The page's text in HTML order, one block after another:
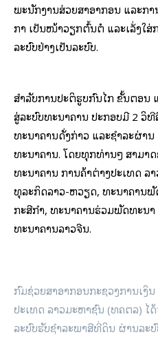
ພະນັກງານສ່ວຍສາອາກອນ ແລະກ
ກາ ເປັນໜ້າວຽກຕົ້ນຕໍ ແລະເລັ່ງໃ
ລະບົບຢ່າງເປັນລະບົບ.
ສໍາລັບການປະຕິຮູບກົນໄກ ຂັ້ນຕອນ
ສູ່ລະບົບທະນາຄານ ປະກອບມີ 2 ວິ
ທະນາຄານດັ່ງກ່າວ ແລະຊໍາລະຜ່າ
ທະນາຄານ. ໂດຍທຸກທ່ານໆ ສາມາ
ທະນາຄານ ການຄ້າຕ່າງປະເທດ ລ
ທຸລະກິດລາວ-ຫວຽດ, ທະນາຄານພັ
ກະສີກໍາ, ທະນາຄານຮ່ວມພັດທະນາ
ທະນາຄານລາວຈີນ.
ກົມຊ່ວຍສາອາກອນກະຊວງການເງິ
ປະເທດ ລາວມະຫາຊົນ (ທຄຕລ) ໄ
ລະບົບຮັບຊໍາລະພາສີທີ່ດິນ ຜ່ານລະ